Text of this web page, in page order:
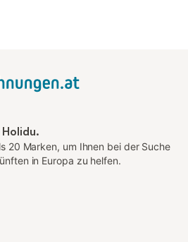
20 Marken, um Ihnen bei der Suche
in Europa zu helfen.